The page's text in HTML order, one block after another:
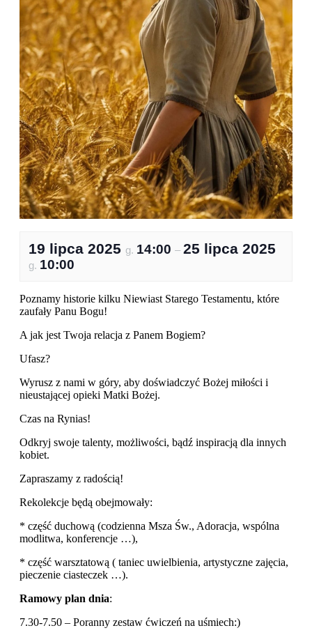
19 lipca 2025 g. 14:00 – 25 lipca 2025
g. 10:00
Poznamy historie kilku Niewiast Starego Testamentu, które
zaufały Panu Bogu!
A jak jest Twoja relacja z Panem Bogiem?
Ufasz?
Wyrusz z nami w góry, aby doświadczyć Bożej miłości i
nieustającej opieki Matki Bożej.
Czas na Rynias!
Odkryj swoje talenty, możliwości, bądź inspiracją dla innych
kobiet.
Zapraszamy z radością!
Rekolekcje będą obejmowały:
* część duchową (codzienna Msza Św., Adoracja, wspólna
modlitwa, konferencje …),
* część warsztatową ( taniec uwielbienia, artystyczne zajęcia,
pieczenie ciasteczek …).
Ramowy plan dnia:
7.30-7.50 – Poranny zestaw ćwiczeń na uśmiech:)